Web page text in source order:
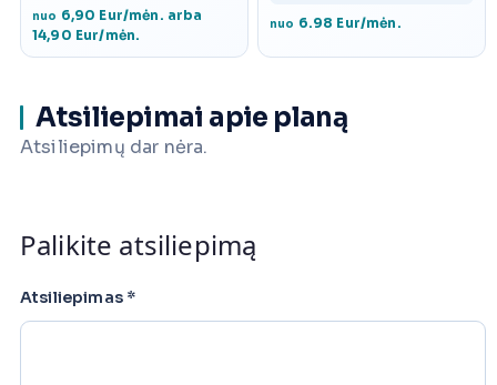
nuo 6,90 Eur/mėn. arba
14,90 Eur/mėn.
nuo 6.98 Eur/mėn.
Atsiliepimai apie planą
Atsiliepimų dar nėra.
Palikite atsiliepimą
Atsiliepimas *